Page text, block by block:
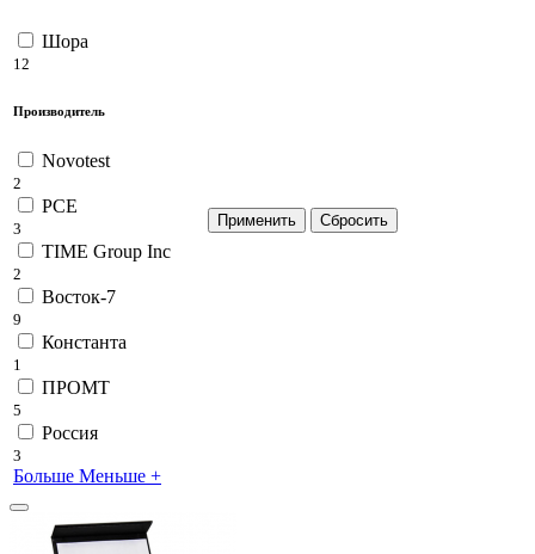
Шора
12
Производитель
Novotest
2
PCE
3
TIME Group Inc
2
Восток-7
9
Константа
1
ПРОМТ
5
Россия
3
Больше Меньше +